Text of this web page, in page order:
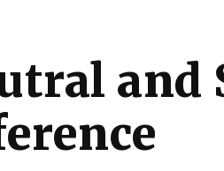
and